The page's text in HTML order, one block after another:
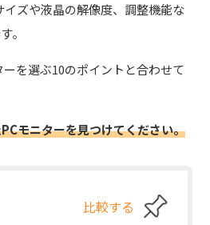
イズや液晶の解像度、調整機能な
。
ーを選ぶ10のポイントと合わせて
モニターを見つけてください。
比較する